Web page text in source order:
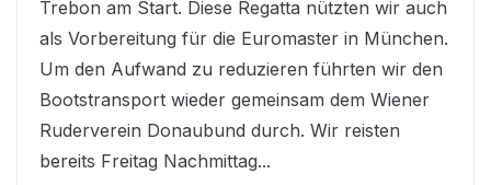
Trebon am Start. Diese Regatta nützten wir auch
als Vorbereitung für die Euromaster in München.
Um den Aufwand zu reduzieren führten wir den
Bootstransport wieder gemeinsam dem Wiener
Ruderverein Donaubund durch. Wir reisten
bereits Freitag Nachmittag...